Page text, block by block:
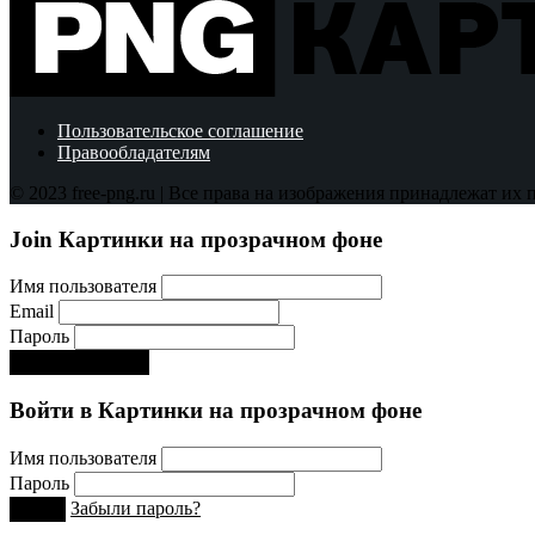
Пользовательское соглашение
Правообладателям
© 2023 free-png.ru | Все права на изображения принадлежат их
Join Картинки на прозрачном фоне
Имя пользователя
Email
Пароль
Войти в Картинки на прозрачном фоне
Имя пользователя
Пароль
Забыли пароль?